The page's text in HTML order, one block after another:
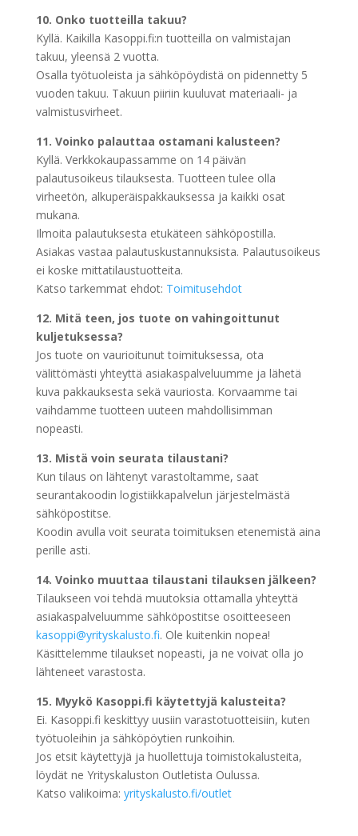
10. Onko tuotteilla takuu?
Kyllä. Kaikilla Kasoppi.fi:n tuotteilla on valmistajan
takuu, yleensä 2 vuotta.
Osalla työtuoleista ja sähköpöydistä on pidennetty 5
vuoden takuu. Takuun piiriin kuuluvat materiaali- ja
valmistusvirheet.
11. Voinko palauttaa ostamani kalusteen?
Kyllä. Verkkokaupassamme on 14 päivän
palautusoikeus tilauksesta. Tuotteen tulee olla
virheetön, alkuperäispakkauksessa ja kaikki osat
mukana.
Ilmoita palautuksesta etukäteen sähköpostilla.
Asiakas vastaa palautuskustannuksista. Palautusoikeus
ei koske mittatilaustuotteita.
Katso tarkemmat ehdot: Toimitusehdot
12. Mitä teen, jos tuote on vahingoittunut
kuljetuksessa?
Jos tuote on vaurioitunut toimituksessa, ota
välittömästi yhteyttä asiakaspalveluumme ja lähetä
kuva pakkauksesta sekä vauriosta. Korvaamme tai
vaihdamme tuotteen uuteen mahdollisimman
nopeasti.
13. Mistä voin seurata tilaustani?
Kun tilaus on lähtenyt varastoltamme, saat
seurantakoodin logistiikkapalvelun järjestelmästä
sähköpostitse.
Koodin avulla voit seurata toimituksen etenemistä aina
perille asti.
14. Voinko muuttaa tilaustani tilauksen jälkeen?
Tilaukseen voi tehdä muutoksia ottamalla yhteyttä
asiakaspalveluumme sähköpostitse osoitteeseen
kasoppi@yrityskalusto.fi. Ole kuitenkin nopea!
Käsittelemme tilaukset nopeasti, ja ne voivat olla jo
lähteneet varastosta.
15. Myykö Kasoppi.fi käytettyjä kalusteita?
Ei. Kasoppi.fi keskittyy uusiin varastotuotteisiin, kuten
työtuoleihin ja sähköpöytien runkoihin.
Jos etsit käytettyjä ja huollettuja toimistokalusteita,
löydät ne Yrityskaluston Outletista Oulussa.
Katso valikoima: yrityskalusto.fi/outlet